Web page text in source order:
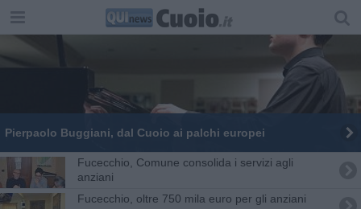
Pierpaolo Buggiani, dal Cuoio ai palchi europei
Fucecchio, Comune consolida i servizi agli
anziani
Fucecchio, oltre 750 mila euro per gli anziani